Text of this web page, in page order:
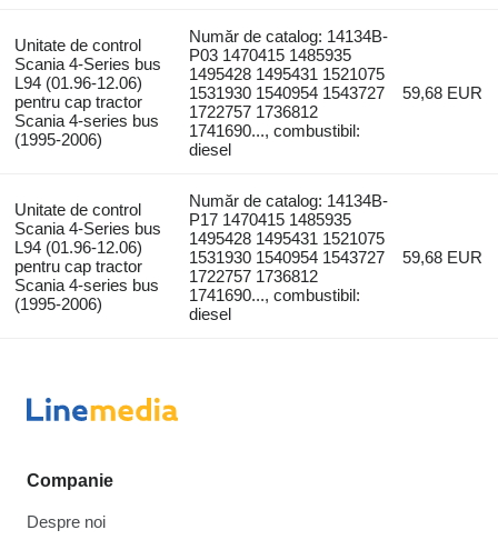
Unitate de control
Scania 4-Series bus
L94 (01.96-12.06)
pentru cap tractor
Scania 4-series bus
(1995-2006)
Număr de catalog: 14134B-
P03 1470415 1485935
1495428 1495431 1521075
1531930 1540954 1543727
1722757 1736812
1741690..., combustibil:
diesel
59,68 EUR
Unitate de control
Scania 4-Series bus
L94 (01.96-12.06)
pentru cap tractor
Scania 4-series bus
(1995-2006)
Număr de catalog: 14134B-
P17 1470415 1485935
1495428 1495431 1521075
1531930 1540954 1543727
1722757 1736812
1741690..., combustibil:
diesel
59,68 EUR
Companie
Despre noi